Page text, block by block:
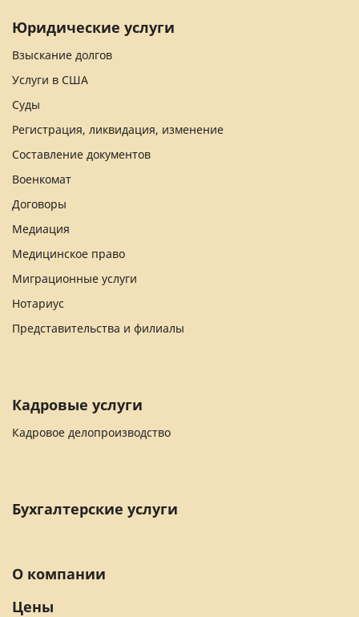
Юридические услуги
Взыскание долгов
Услуги в США
Суды
Регистрация, ликвидация, изменение
Составление документов
Военкомат
Договоры
Медиация
Медицинское право
Миграционные услуги
Нотариус
Представительства и филиалы
Кадровые услуги
Кадровое делопроизводство
Бухгалтерские услуги
О компании
Цены